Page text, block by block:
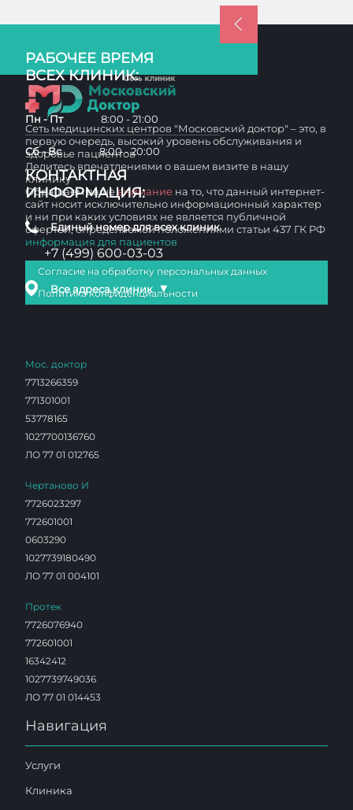
РАБОЧЕЕ ВРЕМЯ
ВСЕХ КЛИНИК:
Пн - Пт 8:00 - 21:00
Сб - Вс 8:00 - 20:00
КОНТАКТНАЯ
ИНФОРМАЦИЯ:
Единый номер для всех клиник
+7 (499) 600-03-03
Все адреса клиник ▼
Сеть медицинских центров "Московский доктор" – это, в
первую очередь, высокий уровень обслуживания и
здоровье пациентов
Делитесь впечатлениями о вашем визите в нашу
клинику
Обращаем вашевнимание на то, что данный интернет-
сайт носит исключительно информационный характер
и ни при каких условиях не является публичной
офертой, определяемой положениями статьи 437 ГК РФ
информация для пациентов
Согласие на обработку персональных данных
Политика конфиденциальности
Мос. доктор
7713266359
771301001
53778165
1027700136760
ЛО 77 01 012765
Чертаново И
7726023297
772601001
0603290
1027739180490
ЛО 77 01 004101
Протек
7726076940
772601001
16342412
1027739749036
ЛО 77 01 014453
Навигация
Услуги
Клиника